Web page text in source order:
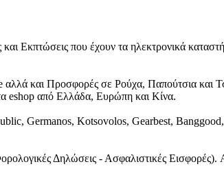
Εκπτώσεις που έχουν τα ηλεκτρονικά
και Προσφορές σε Ρούχα, Παπούτσια και
eshop από Ελλάδα, Ευρώπη και Κίνα.
Germanos, Kotsovolos, Gearbest,
Δηλώσεις - Ασφαλιστικές